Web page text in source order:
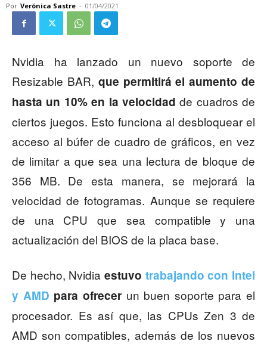
Por Verónica Sastre - 01/04/2021
Nvidia ha lanzado un nuevo soporte de
Resizable BAR, que permitirá el aumento de
hasta un 10% en la velocidad de cuadros de
ciertos juegos. Esto funciona al desbloquear el
acceso al búfer de cuadro de gráficos, en vez
de limitar a que sea una lectura de bloque de
356 MB. De esta manera, se mejorará la
velocidad de fotogramas. Aunque se requiere
de una CPU que sea compatible y una
actualización del BIOS de la placa base.
De hecho, Nvidia estuvo trabajando con Intel
y AMD para ofrecerun buen soporte para el
procesador. Es así que, las CPUs Zen 3 de
AMD son compatibles, además de los nuevos